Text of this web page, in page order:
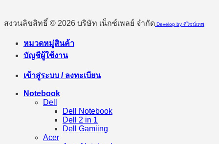
สงวนลิขสิทธิ์ © 2026 บริษัท เน็กซ์เพลย์ จำกัด Develop by ดีไซน์เทพ
หมวดหมู่สินค้า
บัญชีผู้ใช้งาน
เข้าสู่ระบบ / ลงทะเบียน
Notebook
Dell
Dell Notebook
Dell 2 in 1
Dell Gamiing
Acer